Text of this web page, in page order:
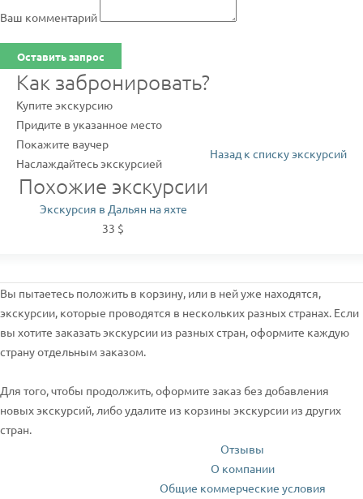
Ваш комментарий
Оставить запрос
Как забронировать?
Купите экскурсию
Придите в указанное место
Покажите ваучер
Наслаждайтесь экскурсией
Похожие экскурсии
Экскурсия в Дальян на яхте
33 $
Назад к списку экскурсий
Вы пытаетесь положить в корзину, или в ней уже находятся,
экскурсии, которые проводятся в нескольких разных странах. Если
вы хотите заказать экскурсии из разных стран, оформите каждую
страну отдельным заказом.
Для того, чтобы продолжить, оформите заказ без добавления
новых экскурсий, либо удалите из корзины экскурсии из других
стран.
Отзывы
О компании
Общие коммерческие условия